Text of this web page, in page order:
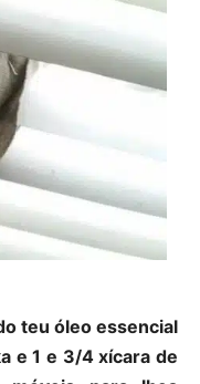
teu óleo essencial
e 1 e 3/4 xícara de